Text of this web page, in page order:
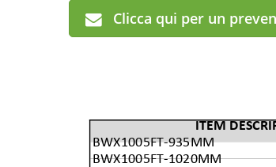
Clicca qui per un
ITEM
BWX1005FT-935MM
BWX1005FT-1020MM